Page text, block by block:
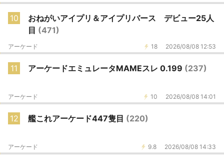
10
おねがいアイプリ＆アイプリバース デビュー25人
目 (471)
18 2026/08/08 12:53
アーケード
11 アーケードエミュレータMAMEスレ 0.199 (237)
10 2026/08/08 14:01
アーケード
12 艦これアーケード447隻目 (220)
9.8 2026/08/08 14:33
アーケード